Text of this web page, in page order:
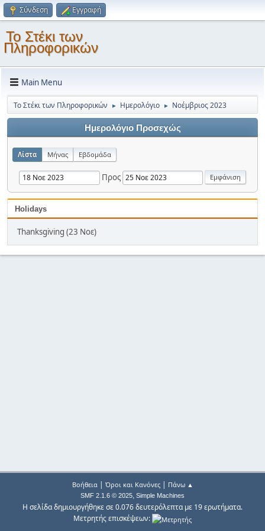
Σύνδεση Εγγραφή
Το Στέκι των
Πληροφορικών
Main Menu
Το Στέκι των Πληροφορικών ► Ημερολόγιο ► Νοέμβριος 2023
Ημερολόγιο Προσεχώς
Λίστα Μήνας Εβδομάδα
Προς
Holidays
Thanksgiving (23 Νοε)
Βοήθεια| Όροι και Κανόνες| Πάνω ▲
SMF 2.1.6 © 2025, Simple Machines
Η σελίδα δημιουργήθηκε σε 0.076 δευτερόλεπτα με 19 ερωτήματα.
Μετρητής επισκέψεων: